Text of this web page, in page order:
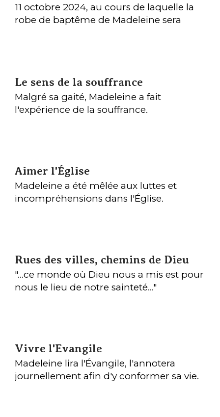
11 octobre 2024, au cours de laquelle la
robe de baptême de Madeleine sera
assemblages et tirages d’aiguilles ayant
constitué, point après point, le patron
des réflexions d'une vingtaine de
langage, sa poétique et sa mystique. Ce
sont les fils de la vocation baptismale de
Madeleine à travers l’image de la robe
Le sens de la souffrance
Malgré sa gaité, Madeleine a fait
l'expérience de la souffrance.
Aimer l'Église
Madeleine a été mêlée aux luttes et
incompréhensions dans l'Église.
Rues des villes, chemins de Dieu
"...ce monde où Dieu nous a mis est pour
nous le lieu de notre sainteté..."
Vivre l'Evangile
Madeleine lira l'Évangile, l'annotera
journellement afin d'y conformer sa vie.